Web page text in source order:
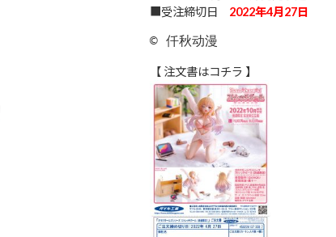
■受注締切日 2022年4月27日
© 仟秋动漫
【 注文書はコチラ 】